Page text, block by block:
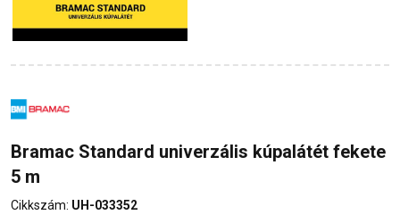
Bramac Standard univerzális kúpalátét fekete
5 m
Cikkszám: UH-033352